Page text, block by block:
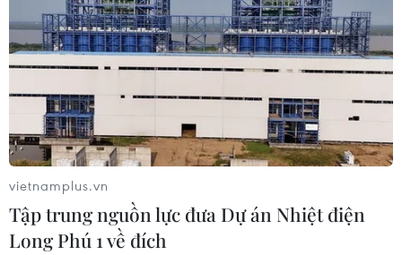
07/08/2026 10:56
thải khí nhà kính vào năm 2030
07/08/2026 09:42
Xem thêm
vietnamplus.vn
Tập trung nguồn lực đưa Dự án Nhiệt điện
Long Phú 1 về đích